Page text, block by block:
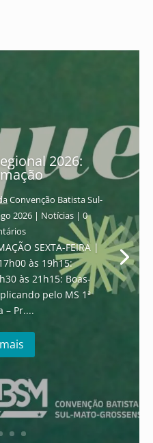
2026:
Convenção Batista Sul-
2026| Notícias| 0
SEXTA-FEIRA |
às 19h15:
às 21h15: Boas-
pelo MS 1ª
– Pr....